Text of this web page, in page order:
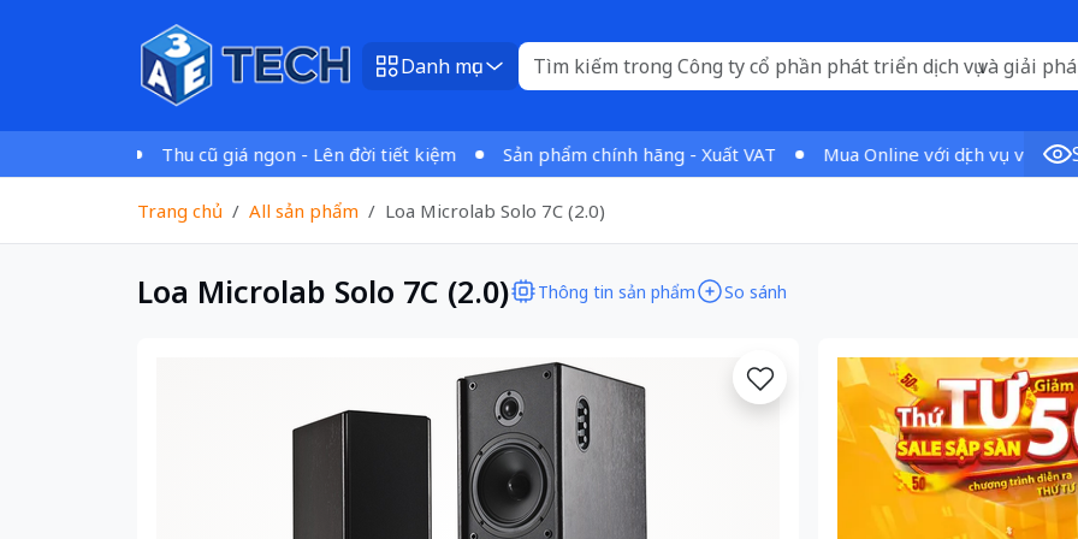
Danh mục
Thu cũ giá ngon - Lên đời tiết kiệm Sản phẩm chính hãng - Xuất VAT Mua Online với dịch vụ vượt trội
Trang chủ All sản phẩm Loa Microlab Solo 7C (2.0)
Loa Microlab Solo 7C (2.0) Thông tin sản phẩm So sánh